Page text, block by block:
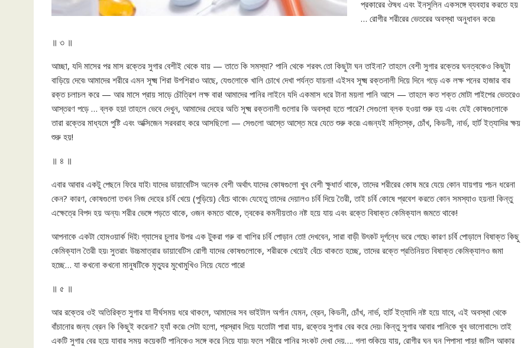
প্রকারের ঔষধ এবং ইনসুলিন একসঙ্গে ব্যবহার করতে হয়
… রোগীর শরীরের ভেতরের অবস্থা অনুধাবন করে৷
॥ ৩ ॥
আচ্ছা, যদি মাসের পর মাস রক্তের সুগার বেশীই থেকে যায় — তাতে কি সমস্যা? পানি থেকে শরবৎ তো কিছুটা ঘন তাইনা? তাহলে বেশী সুগার রক্তের ঘনত্বকেও কিছুটা
বাড়িয়ে দেবে৷ আমাদের শরীরে এমন সূক্ষ্ম শিরা উপশিরাও আছে, যেগুলোকে খালি চোখে দেখা পর্যন্ত যায়না! এইসব সূক্ষ্ম রক্তনালী দিয়ে দিনে গড়ে এক লক্ষ পনের হাজার বার
রক্ত চলাচল করে — আর মাসে প্রায় সাড়ে চৌত্রিশ লক্ষ বার! আমাদের পানির লাইনে যদি একমাস ধরে টানা ময়লা পানি আসে — তাহলে কত শক্ত মোটা পাইপের ভেতরেও
আস্তরণ পড়ে … ব্লক হয়! তাহলে ভেবে দেখুন, আমাদের দেহের অতি সূক্ষ্ম রক্তনালী গুলোর কি অবস্থা হতে পারে?! সেগুলো ব্লক হওয়া শুরু হয় এবং যেই কোষগুলোকে
তারা রক্তের মাধ্যমে পুষ্টি এবং অক্সিজেন সরবরাহ করে আসছিলো — সেগুলো আস্তে আস্তে মরে যেতে শুরু করে৷ এজন্যই মস্তিস্ক, চোঁখ, কিডনী, নার্ভ, হার্ট ইত্যাদির ক্ষয়
শুরু হয়!
॥ ৪ ॥
এবার আবার একটু পেছনে ফিরে যাই৷ যাদের ডায়াবেটিস অনেক বেশী অর্থাৎ যাদের কোষগুলো খুব বেশী ক্ষুধার্ত থাকে, তাদের শরীরের কোষ মরে যেয়ে কোন যায়গায় পচন ধরেনা
কেন? কারণ, কোষগুলো তখন নিজ দেহের চর্বি খেয়ে (পুড়িয়ে) বেঁচে থাকে৷ যেহেতু তাদের দেয়ালও চর্বি দিয়ে তৈরী, তাই চর্বি কোষে প্রবেশ করতে কোন সমস্যাও হয়না! কিন্তু
এক্ষেত্রে বিপদ হয় অন্য৷ শরীর ভেঙ্গে পড়তে থাকে, ওজন কমতে থাকে, ত্বকের কমনীয়তাও নষ্ট হয়ে যায় এবং রক্তে বিষাক্ত কেমিক্যাল জমতে থাকে!
আপনাকে একটা হোমওয়ার্ক দিই৷ গ্যাসের চুলার উপর এক টুকরা গরু বা খাশির চর্বি পোড়ান তো! দেখবেন, সারা বাড়ী উৎকট দূর্গন্ধে ভরে গেছে৷ কারণ চর্বি পোড়ালে বিষাক্ত কিছু
কেমিক্যাল তৈরী হয়৷ সুতরাং উচ্চমাত্রার ডায়াবেটিস রোগী যাদের কোষগুলোকে, শরীরকে খেয়েই বেঁচে থাকতে হচ্ছে, তাদের রক্তে প্রতিনিয়ত বিষাক্ত কেমিক্যালও জমা
হচ্ছে… যা কখনো কখনো মানুষটিকে মৃত্যুর মুখোমুখিও নিয়ে যেতে পারে!
॥ ৫ ॥
আর রক্তের ওই অতিরিক্ত সুগার যা দীর্ঘসময় ধরে থাকলে, আমাদের সব ভাইটাল অর্গান যেমন, ব্রেন, কিডনী, চোঁখ, নার্ভ, হার্ট ইত্যাদি নষ্ট হয়ে যাবে, এই অবস্থা থেকে
বাঁচানোর জন্য ব্রেন কি কিছুই করেনা? হ্যাঁ করে৷ সেটা হলো, প্রস্রাব দিয়ে যতোটা পারা যায়, রক্তের সুগার বের করে দেয়৷ কিন্তু সুগার আবার পানিকে খুব ভালোবাসে৷ তাই
একটি সুগার বের হয়ে যাবার সময় কয়েকটি পানিকেও সঙ্গে করে নিয়ে যায়৷ ফলে শরীরে পানির সংকট দেখা দেয়…. গলা শুকিয়ে যায়, রোগীর ঘন ঘন পিপাসা পায়! জটিল আকার